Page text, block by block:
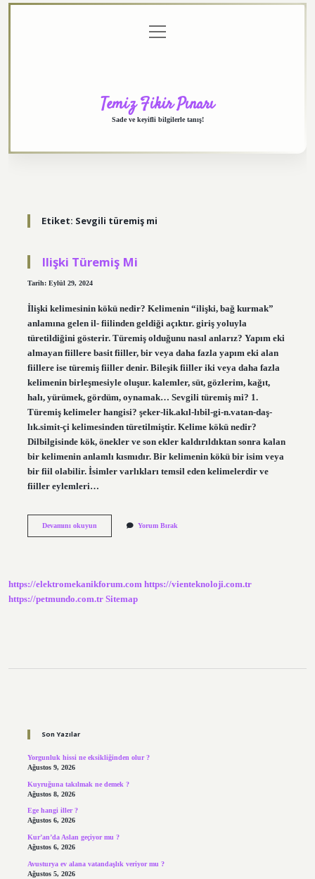
menüyü
aç
Temiz Fikir Pınarı
Sade ve keyifli bilgilerle tanış!
Etiket: Sevgili türemiş mi
Ilişki Türemiş Mi
Tarih: Eylül 29, 2024
İlişki kelimesinin kökü nedir? Kelimenin “ilişki, bağ kurmak”
anlamına gelen il- fiilinden geldiği açıktır. giriş yoluyla
türetildiğini gösterir. Türemiş olduğunu nasıl anlarız? Yapım eki
almayan fiillere basit fiiller, bir veya daha fazla yapım eki alan
fiillere ise türemiş fiiller denir. Bileşik fiiller iki veya daha fazla
kelimenin birleşmesiyle oluşur. kalemler, süt, gözlerim, kağıt,
halı, yürümek, gördüm, oynamak… Sevgili türemiş mi? 1.
Türemiş kelimeler hangisi? şeker-lik.akıl-lıbil-gi-n.vatan-daş-
lık.simit-çi kelimesinden türetilmiştir. Kelime kökü nedir?
Dilbilgisinde kök, önekler ve son ekler kaldırıldıktan sonra kalan
bir kelimenin anlamlı kısmıdır. Bir kelimenin kökü bir isim veya
bir fiil olabilir. İsimler varlıkları temsil eden kelimelerdir ve
fiiller eylemleri…
Devamını okuyunIlişki
Yorum Bırak
https://elektromekanikforum.com https://vienteknoloji.com.tr
https://petmundo.com.tr Sitemap
Son Yazılar
Yorgunluk hissi ne eksikliğinden olur ?
Ağustos 9, 2026
Kuyruğuna takılmak ne demek ?
Ağustos 8, 2026
Ege hangi iller ?
Ağustos 6, 2026
Kur’an’da Aslan geçiyor mu ?
Ağustos 6, 2026
Avusturya ev alana vatandaşlık veriyor mu ?
Ağustos 5, 2026